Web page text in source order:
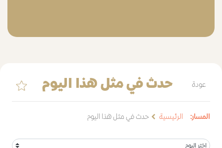
عودة حدث في مثل هذا اليوم
المسار: الرئيسية حدث في مثل هذا اليوم